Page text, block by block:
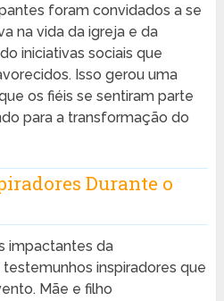
foram convidados a se
na vida da igreja e da
iniciativas sociais que
Isso gerou uma
os fiéis se sentiram parte
para a transformação do
Durante o
impactantes da
inspiradores que
Mãe e filho